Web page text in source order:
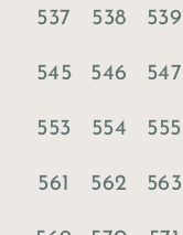
537 538 539
545 546 547
553 554 555
561 562 563